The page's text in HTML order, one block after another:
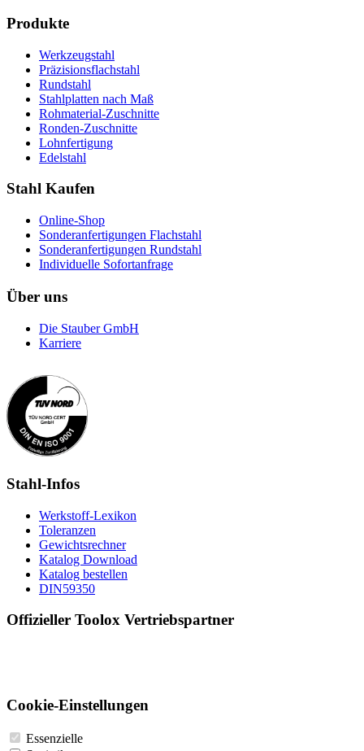
Produkte
Werkzeugstahl
Präzisionsflachstahl
Rundstahl
Stahlplatten nach Maß
Rohmaterial-Zuschnitte
Ronden-Zuschnitte
Lohnfertigung
Edelstahl
Stahl Kaufen
Online-Shop
Sonderanfertigungen Flachstahl
Sonderanfertigungen Rundstahl
Individuelle Sofortanfrage
Über uns
Die Stauber GmbH
Karriere
Stahl-Infos
Werkstoff-Lexikon
Toleranzen
Gewichtsrechner
Katalog Download
Katalog bestellen
DIN59350
Offizieller Toolox Vertriebspartner
Cookie-Einstellungen
Essenzielle